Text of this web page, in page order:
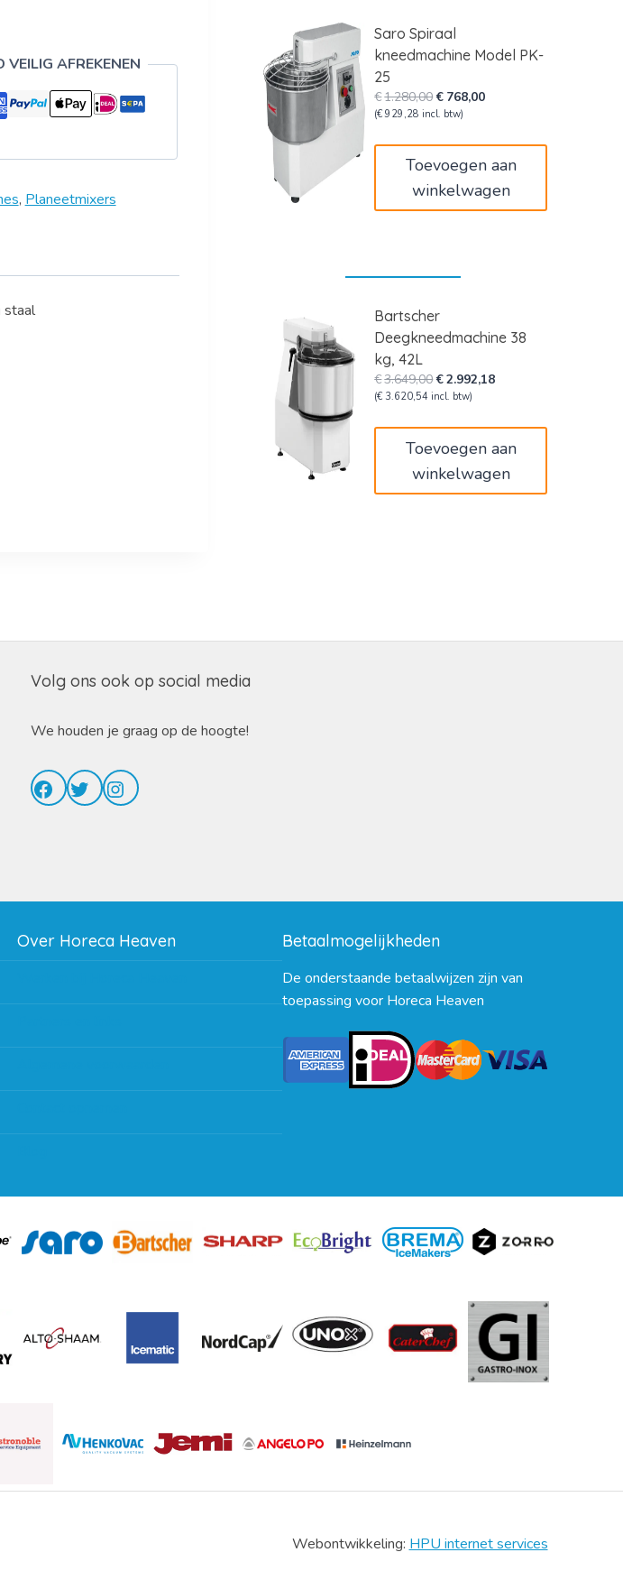
VEILIG AFREKENEN
, Planeetmixers
staal
Saro Spiraal
kneedmachine Model PK-
25
€1.280,00Oorspronkelijke
prijs
€ 768,00Huidige
(€ 929,28 incl. btw)
Toevoegen aan
winkelwagen
Bartscher
Deegkneedmachine 38
kg, 42L
€3.649,00Oorspronkelijke
prijs
€2.992,18Huidige
(€ 3.620,54 incl. btw)
Toevoegen aan
winkelwagen
Volg ons ook op social media
We houden je graag op de hoogte!
Facebook
TwitterInstagram
Over Horeca Heaven Betaalmogelijkheden
De onderstaande betaalwijzen zijn van
toepassing voor Horeca Heaven
Webontwikkeling: HPU internet services